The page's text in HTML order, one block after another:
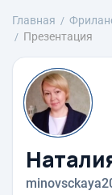
Главная
Презентация